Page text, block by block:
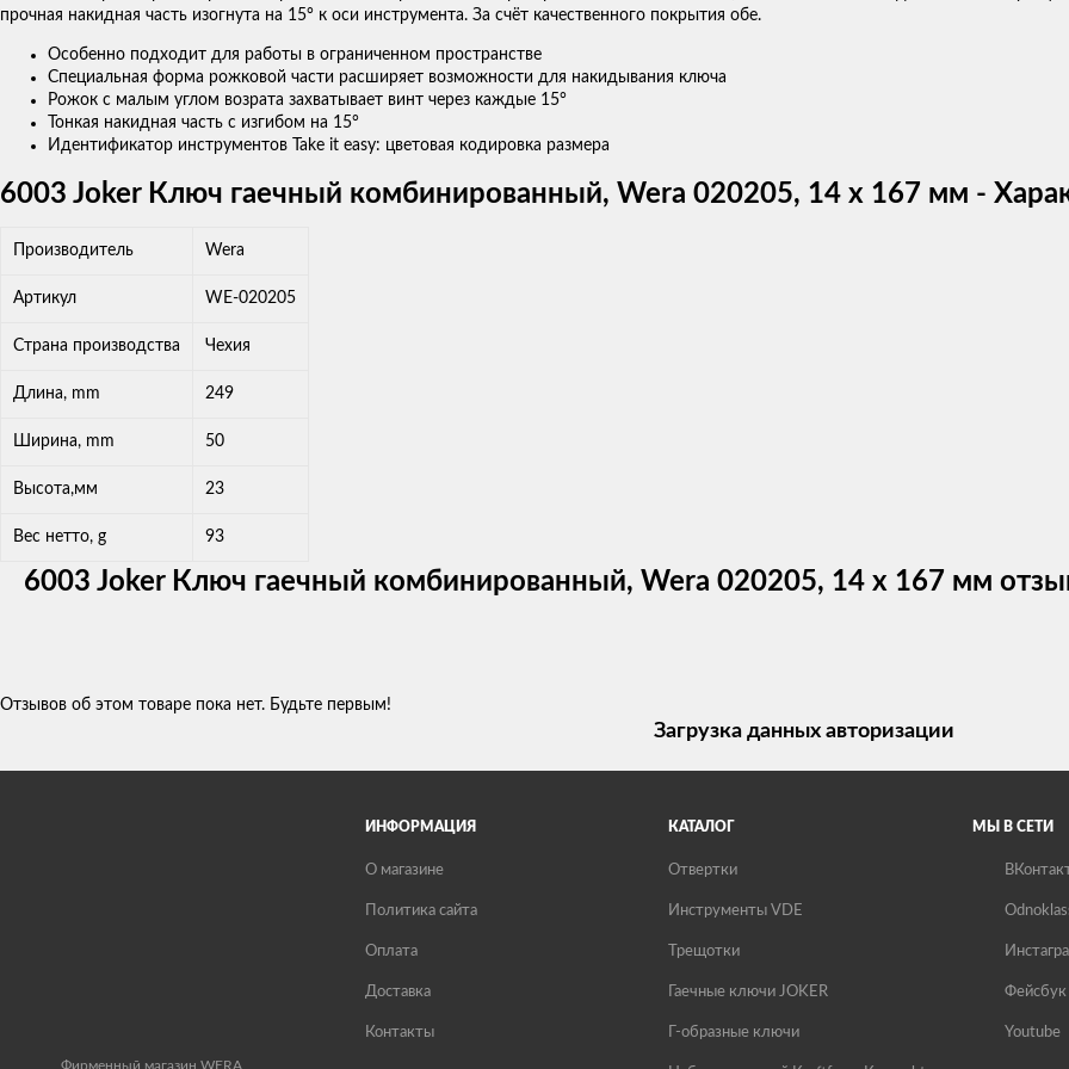
прочная накидная часть изогнута на 15° к оси инструмента. За счёт качественного покрытия обе.
Особенно подходит для работы в ограниченном пространстве
Специальная форма рожковой части расширяет возможности для накидывания ключа
Рожок с малым углом возрата захватывает винт через каждые 15°
Тонкая накидная часть с изгибом на 15°
Идентификатор инструментов Take it easy: цветовая кодировка размера
6003 Joker Ключ гаечный комбинированный, Wera 020205, 14 x 167 мм -
Производитель Wera
Артикул WE-020205
Страна производства Чехия
Длина, mm 249
Ширина, mm 50
Высота,мм 23
Вес нетто, g 93
6003 Joker Ключ гаечный комбинированный, Wera 020205, 14 x 167 мм
Отзывов об этом товаре пока нет. Будьте первым!
Загрузка данных авторизации
Фирменный магазин WERA
ИНФОРМАЦИЯ
О магазине
Политика сайта
Оплата
Доставка
Контакты
КАТАЛОГ
Отвертки
Инструменты VDE
Трещотки
Гаечные ключи JOKER
Г-образные ключи
МЫ В СЕТИ
Фейсбук
Youtube